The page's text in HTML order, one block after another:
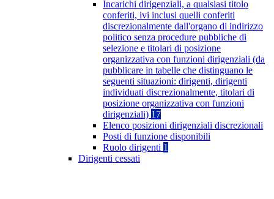
Incarichi dirigenziali, a qualsiasi titolo
conferiti, ivi inclusi quelli conferiti
discrezionalmente dall'organo di indirizzo
politico senza procedure pubbliche di
selezione e titolari di posizione
organizzativa con funzioni dirigenziali (da
pubblicare in tabelle che distinguano le
seguenti situazioni: dirigenti, dirigenti
individuati discrezionalmente, titolari di
posizione organizzativa con funzioni
dirigenziali) 17
Elenco posizioni dirigenziali discrezionali
Posti di funzione disponibili
Ruolo dirigenti 1
Dirigenti cessati